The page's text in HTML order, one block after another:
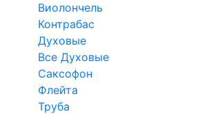
Виолончель
Контрабас
Духовые
Все Духовые
Саксофон
Флейта
Труба